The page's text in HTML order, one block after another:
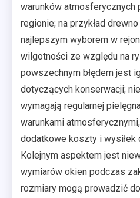
warunków atmosferycznych
regionie; na przykład
najlepszym wyborem w
wilgotności ze względu na
powszechnym błędem jest
dotyczących konserwacji;
wymagają regularnej
warunkami
dodatkowe koszty i wysiłek
Kolejnym aspektem jest
wymiarów okien podczas
rozmiary mogą prowadzić